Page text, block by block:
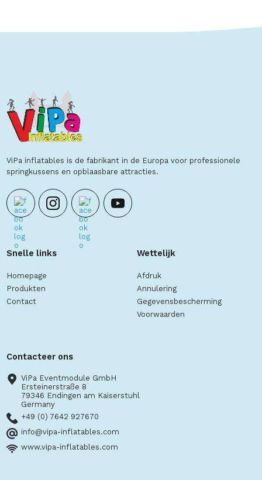
ViPa inflatables is de fabrikant in de Europa voor professionele
springkussens en opblaasbare attracties.
Snelle links
Homepage
Produkten
Contact
Wettelijk
Afdruk
Annulering
Gegevensbescherming
Voorwaarden
Contacteer ons
ViPa Eventmodule GmbH
Ersteinerstraße 8
79346 Endingen am Kaiserstuhl
Germany
+49 (0) 7642 927670
info@vipa-inflatables.com
www.vipa-inflatables.com